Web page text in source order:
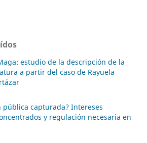
estudio de la descripción de la
a partir del caso de Rayuela
pública capturada? Intereses
y regulación necesaria en